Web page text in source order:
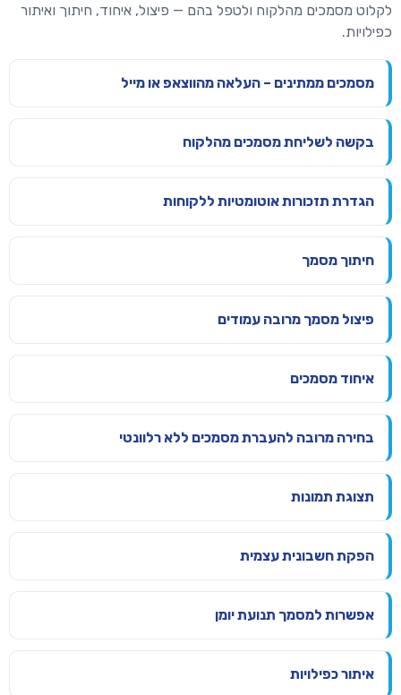
לקלוט מסמכים מהלקוח ולטפל בהם — פיצול, איחוד, חיתוך ואיתור
כפילויות.
מסמכים ממתינים – העלאה מהווצאפ או מייל
בקשה לשליחת מסמכים מהלקוח
הגדרת תזכורות אוטומטיות ללקוחות
חיתוך מסמך
פיצול מסמך מרובה עמודים
איחוד מסמכים
בחירה מרובה להעברת מסמכים ללא רלוונטי
תצוגת תמונות
הפקת חשבונית עצמית
אפשרות למסמך תנועת יומן
איתור כפילויות